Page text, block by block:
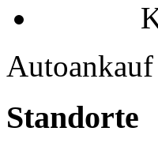
Autoankauf
Standorte